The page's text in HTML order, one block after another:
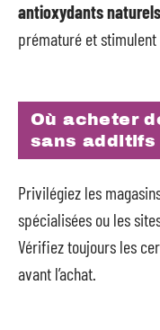
antioxydants naturels
prématuré et
Où acheter
sans additifs
Privilégiez les
spécialisées ou les
Vérifiez toujours les
avant l’achat.